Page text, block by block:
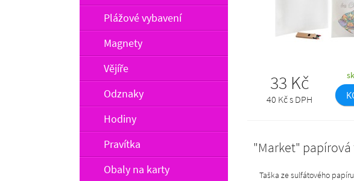
Plážové vybavení
Magnety
Vějíře
Odznaky
Hodiny
Pravítka
Obaly na karty
33 Kč
40 Kč s DPH
"Market" papírová
Taška ze sulfátového